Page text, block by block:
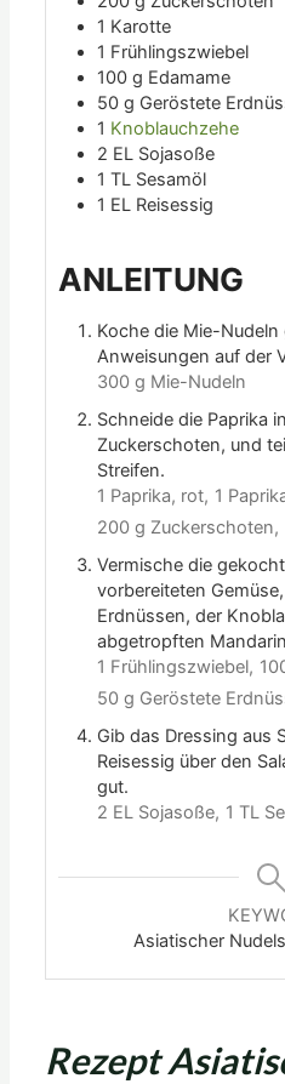
1 Karotte
1 Frühlingszwiebel
100 g Edamame
50 g Geröstete
1 Knoblauchzehe
2 EL Sojasoße
1 TL Sesamöl
1 EL Reisessig
ANLEITUNG
Koche die Mie-Nudeln
Anweisungen auf der
300 g Mie-Nudeln
Schneide die Paprika
Zuckerschoten, und
Streifen.
1 Paprika, rot, 1
200 g Zuckerschoten,
Vermische die
vorbereiteten
Erdnüssen, der
abgetropften
1 Frühlingszwiebel,
50 g Geröstete
Gib das Dressing aus
Reisessig über den
gut.
2 EL Sojasoße, 1 TL
Asiatischer
Rezept